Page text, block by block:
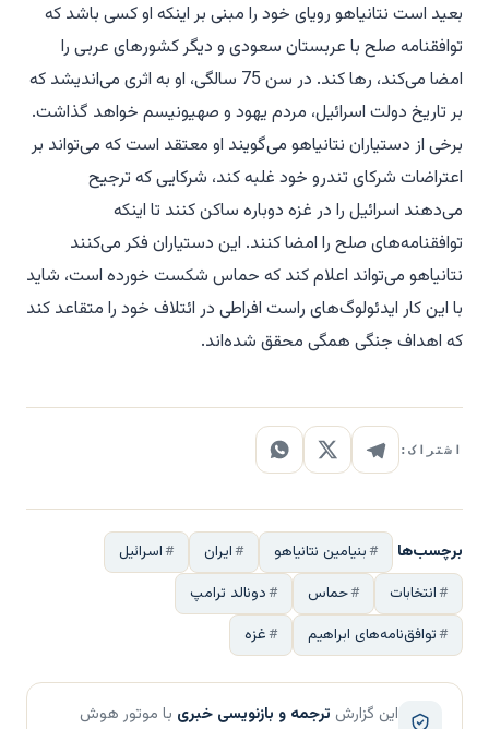
بعید است نتانیاهو رویای خود را مبنی بر اینکه او کسی باشد که
توافقنامه صلح با عربستان سعودی و دیگر کشورهای عربی را
امضا می‌کند، رها کند. در سن 75 سالگی، او به اثری می‌اندیشد که
بر تاریخ دولت اسرائیل، مردم یهود و صهیونیسم خواهد گذاشت.
برخی از دستیاران نتانیاهو می‌گویند او معتقد است که می‌تواند بر
اعتراضات شرکای تندرو خود غلبه کند، شرکایی که ترجیح
می‌دهند اسرائیل را در غزه دوباره ساکن کنند تا اینکه
توافقنامه‌های صلح را امضا کنند. این دستیاران فکر می‌کنند
نتانیاهو می‌تواند اعلام کند که حماس شکست خورده است، شاید
با این کار ایدئولوگ‌های راست افراطی در ائتلاف خود را متقاعد کند
که اهداف جنگی همگی محقق شده‌اند.
اشتراک:
برچسب‌ها بنیامین نتانیاهو ایران
اسرائیل
انتخابات
حماس
دونالد ترامپ
توافق‌نامه‌های ابراهیم
غزه
این گزارش ترجمه و بازنویسی خبری با موتور هوش